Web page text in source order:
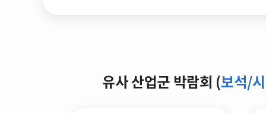
유사 산업군 박람회 (보석/